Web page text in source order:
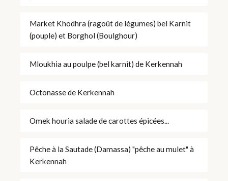
Market Khodhra (ragoût de légumes) bel Karnit
(pouple) et Borghol (Boulghour)
Mloukhia au poulpe (bel karnit) de Kerkennah
Octonasse de Kerkennah
Omek houria salade de carottes épicées...
Pêche à la Sautade (Damassa) "pêche au mulet" à
Kerkennah